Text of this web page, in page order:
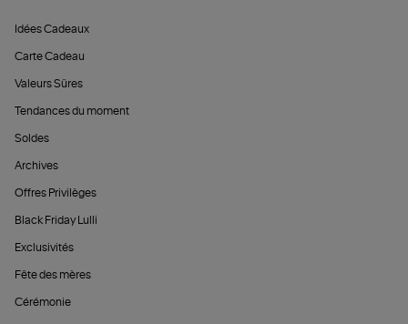
Idées Cadeaux
Carte Cadeau
Valeurs Sûres
Tendances du moment
Soldes
Archives
Offres Privilèges
Black Friday Lulli
Exclusivités
Fête des mères
Cérémonie